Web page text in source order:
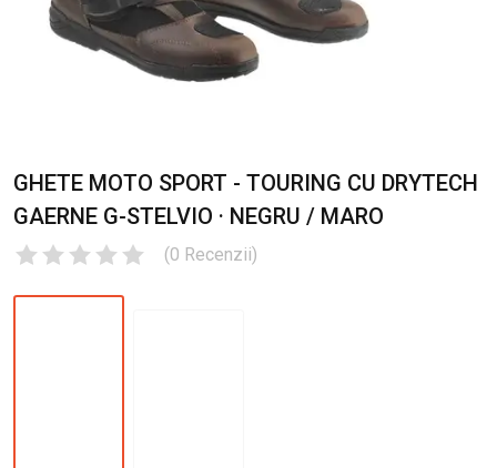
GHETE MOTO SPORT - TOURING CU DRYTECH
GAERNE G-STELVIO · NEGRU / MARO
(0 Recenzii)